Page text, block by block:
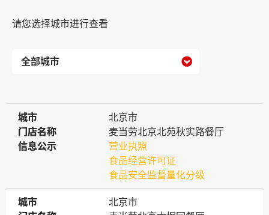
请您选择城市进行查看

城市
城市
北京市
门店名称
门店名称
麦当劳北京北苑秋实路餐厅
信息公示
信息公示
营业执照
食品经营许可证
食品安全监督量化分级
城市
城市
北京市